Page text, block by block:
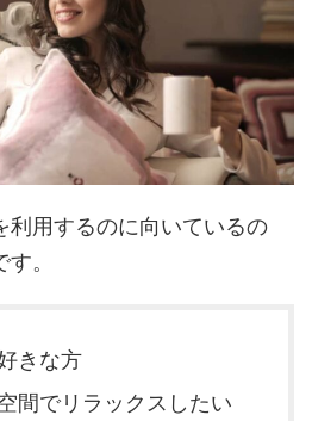
利用するのに向いているの
。
きな方
間でリラックスしたい